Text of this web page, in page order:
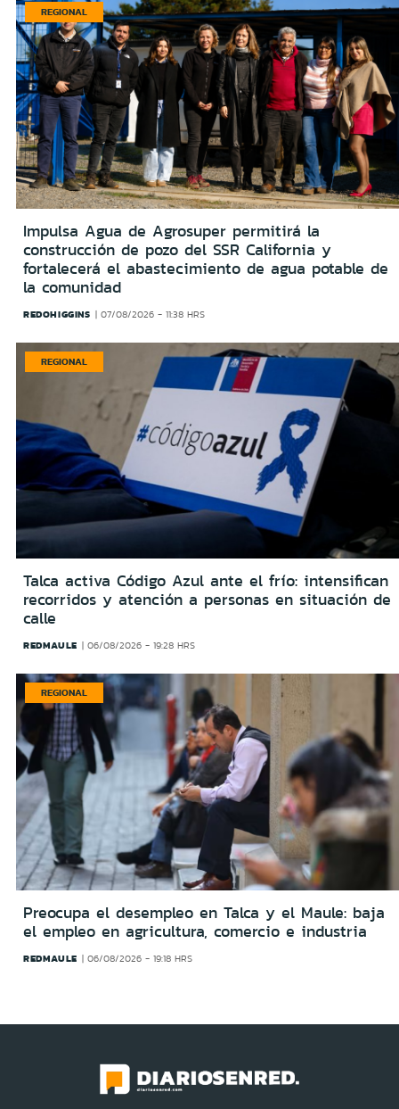
REGIONAL
Impulsa Agua de Agrosuper permitirá la
construcción de pozo del SSR California y
fortalecerá el abastecimiento de agua potable de
la comunidad
REDOHIGGINS 07/08/2026 - 11:38 HRS
REGIONAL
Talca activa Código Azul ante el frío: intensifican
recorridos y atención a personas en situación de
calle
REDMAULE 06/08/2026 - 19:28 HRS
REGIONAL
Preocupa el desempleo en Talca y el Maule: baja
el empleo en agricultura, comercio e industria
REDMAULE 06/08/2026 - 19:18 HRS